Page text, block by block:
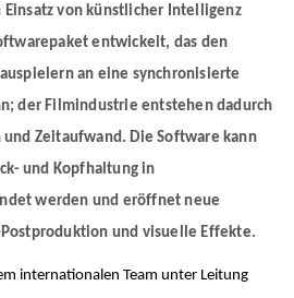
Learning
Systems
(IMPRS-TRUST)
von künstlicher Intelligenz
entwickelt, das den
an eine synchronisierte
der Filmindustrie entstehen dadurch
Zeitaufwand. Die Software kann
und Kopfhaltung in
werden und eröffnet neue
und visuelle Effekte.
internationalen Team unter Leitung